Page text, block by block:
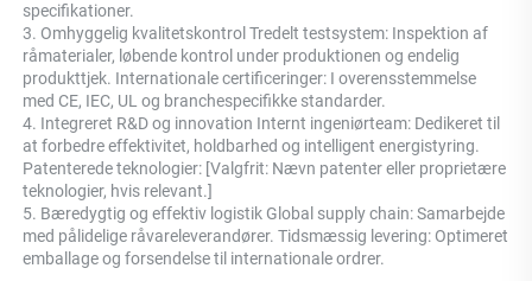
specifikationer.
3. Omhyggelig kvalitetskontrol Tredelt testsystem: Inspektion af
råmaterialer, løbende kontrol under produktionen og endelig
produkttjek. Internationale certificeringer: I overensstemmelse
med CE, IEC, UL og branchespecifikke standarder.
4. Integreret R&D og innovation Internt ingeniørteam: Dedikeret til
at forbedre effektivitet, holdbarhed og intelligent energistyring.
Patenterede teknologier: [Valgfrit: Nævn patenter eller proprietære
teknologier, hvis relevant.]
5. Bæredygtig og effektiv logistik Global supply chain: Samarbejde
med pålidelige råvareleverandører. Tidsmæssig levering: Optimeret
emballage og forsendelse til internationale ordrer.